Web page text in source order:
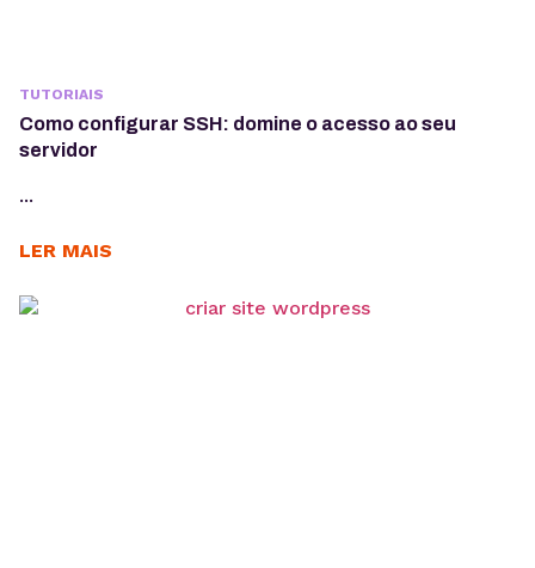
TUTORIAIS
Como configurar SSH: domine o acesso ao seu
servidor
...
LER MAIS